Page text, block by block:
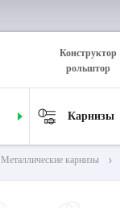
Конструктор
рольштор
Карнизы
Металлические карнизы